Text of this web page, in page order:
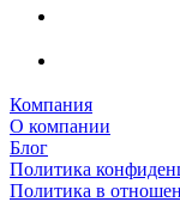
Компания
О компании
Блог
Политика
Политика в